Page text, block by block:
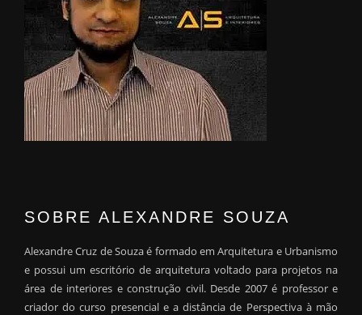
SOBRE ALEXANDRE SOUZA
Alexandre Cruz de Souza é formado em Arquitetura e Urbanismo
e possui um escritório de arquitetura voltado para projetos na
área de interiores e construção civil. Desde 2007 é professor e
criador do curso presencial e a distância de Perspectiva à mão